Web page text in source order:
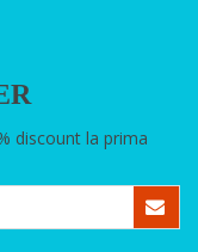
discount la prima